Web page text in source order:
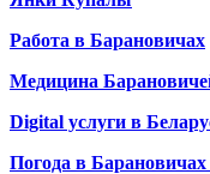
Работа в Барановичах
Медицина
Digital услуги в
Погода в